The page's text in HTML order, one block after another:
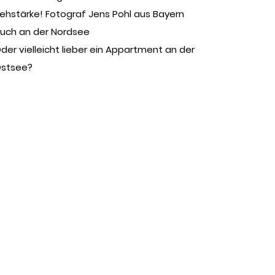
Fotograf Jens Pohl aus Bayern
an der Nordsee
vielleicht lieber ein Appartment an der